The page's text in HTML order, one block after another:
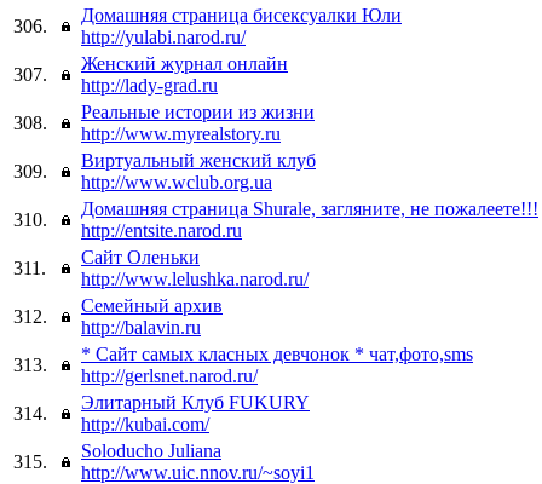
306.
Домашняя страница бисексуалки Юли
http://yulabi.narod.ru/
307.
Женский журнал онлайн
http://lady-grad.ru
308.
Реальные истории из жизни
http://www.myrealstory.ru
309.
Виртуальный женский клуб
http://www.wclub.org.ua
310.
Домашняя страница Shurale, загляните, не пожалеете!!!
http://entsite.narod.ru
311.
Сайт Оленьки
http://www.lelushka.narod.ru/
312.
Семейный архив
http://balavin.ru
313.
* Сайт самых класных девчонок * чат,фото,sms
http://gerlsnet.narod.ru/
314.
Элитарный Клуб FUKURY
http://kubai.com/
315.
Soloducho Juliana
http://www.uic.nnov.ru/~soyi1